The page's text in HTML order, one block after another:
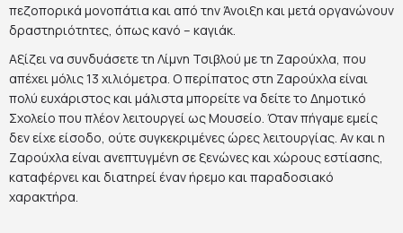
πεζοπορικά μονοπάτια και από την Άνοιξη και μετά οργανώνουν
δραστηριότητες, όπως κανό – καγιάκ.
Αξίζει να συνδυάσετε τη Λίμνη Τσιβλού με τη Ζαρούχλα, που
απέχει μόλις 13 χιλιόμετρα. Ο περίπατος στη Ζαρούχλα είναι
πολύ ευχάριστος και μάλιστα μπορείτε να δείτε το Δημοτικό
Σχολείο που πλέον λειτουργεί ως Μουσείο. Όταν πήγαμε εμείς
δεν είχε είσοδο, ούτε συγκεκριμένες ώρες λειτουργίας. Αν και η
Ζαρούχλα είναι ανεπτυγμένη σε ξενώνες και χώρους εστίασης,
καταφέρνει και διατηρεί έναν ήρεμο και παραδοσιακό
χαρακτήρα.